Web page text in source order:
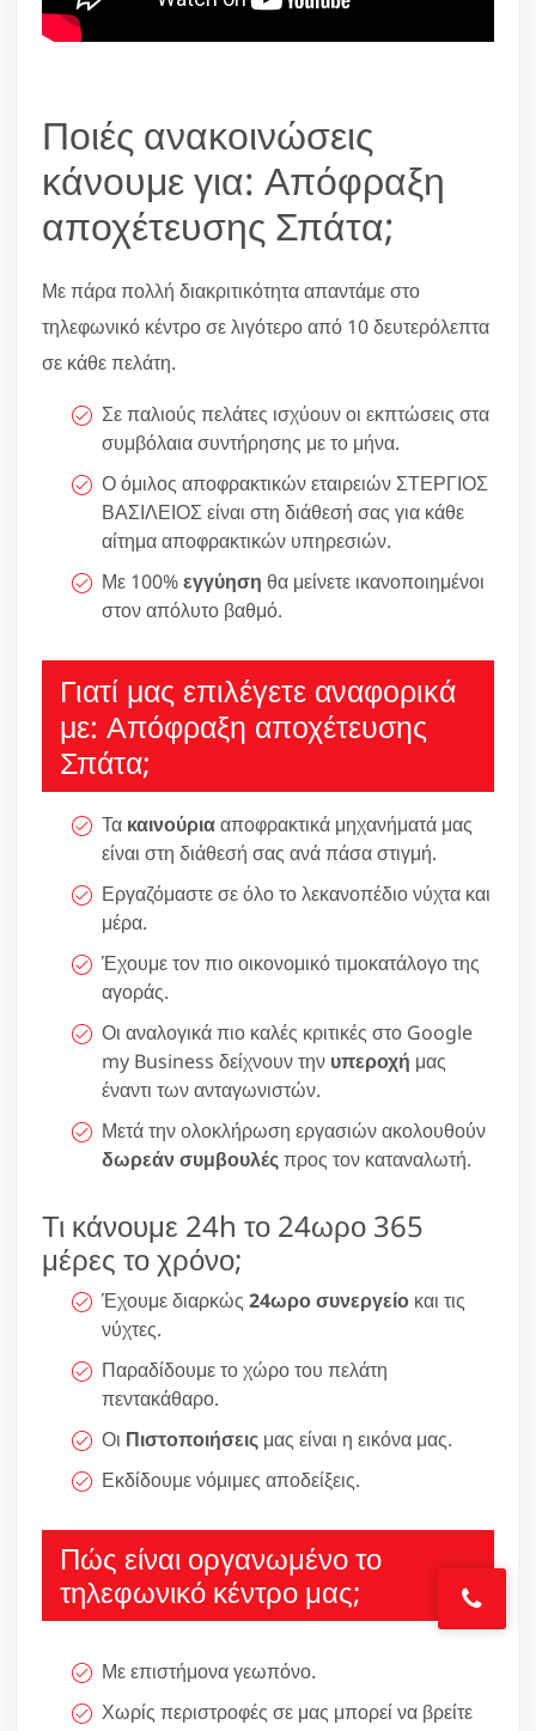
Ποιές ανακοινώσεις
κάνουμε για: Απόφραξη
αποχέτευσης Σπάτα;
Με πάρα πολλή διακριτικότητα απαντάμε στο
τηλεφωνικό κέντρο σε λιγότερο από 10 δευτερόλεπτα
σε κάθε πελάτη.
Σε παλιούς πελάτες ισχύουν οι εκπτώσεις στα
συμβόλαια συντήρησης με το μήνα.
Ο όμιλος αποφρακτικών εταιρειών ΣΤΕΡΓΙΟΣ
ΒΑΣΙΛΕΙΟΣ είναι στη διάθεσή σας για κάθε
αίτημα αποφρακτικών υπηρεσιών.
Με 100%εγγύηση θα μείνετε ικανοποιημένοι
στον απόλυτο βαθμό.
Γιατί μας επιλέγετε αναφορικά
με: Απόφραξη αποχέτευσης
Σπάτα;
Τα καινούριααποφρακτικά μηχανήματά μας
είναι στη διάθεσή σας ανά πάσα στιγμή.
Εργαζόμαστε σε όλο το λεκανοπέδιο νύχτα και
μέρα.
Έχουμε τον πιο οικονομικό τιμοκατάλογο της
αγοράς.
Οι αναλογικά πιο καλές κριτικές στο Google
my Business δείχνουν την υπεροχή μας
έναντι των ανταγωνιστών.
Μετά την ολοκλήρωση εργασιών ακολουθούν
δωρεάν συμβουλέςπρος τον καταναλωτή.
Τι κάνουμε 24h το 24ωρο 365
μέρες το χρόνο;
Έχουμε διαρκώς 24ωρο συνεργείο και τις
νύχτες.
Παραδίδουμε το χώρο του πελάτη
πεντακάθαρο.
Οι Πιστοποιήσεις μας είναι η εικόνα μας.
Εκδίδουμε νόμιμες αποδείξεις.
Πώς είναι οργανωμένο το
τηλεφωνικό κέντρο μας;
Με επιστήμονα γεωπόνο.
Χωρίς περιστροφές σε μας μπορεί να βρείτε